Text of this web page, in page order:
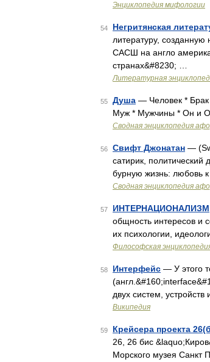
Энциклопедия мифологии
54 Негритянская
литературу,
САСШ на англо
странах&#8230; …
Литературная
55 Душа — Человек *
Муж * Мужчины * Он и
Сводная энциклопедия
56 Свифт Джонатан —
сатирик,
бурную жизнь: любовь
Сводная энциклопедия
57 ИНТЕРНАЦИОНАЛИЗМ
общность интересов и
их психологии,
Философская
58 Интерфейс — У этого
двух систем,
Википедия
59 Крейсера проекта
26, 26 бис
Морского музея Санкт